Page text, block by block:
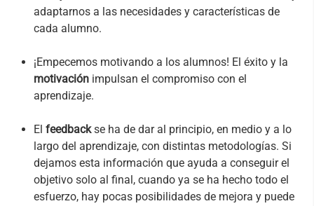
adaptarnos a las necesidades y características de
cada alumno.
¡Empecemos motivando a los alumnos! El éxito y la
motivación impulsan el compromiso con el
aprendizaje.
El feedbackse ha de dar al principio, en medio y a lo
largo del aprendizaje, con distintas metodologías. Si
dejamos esta información que ayuda a conseguir el
objetivo solo al final, cuando ya se ha hecho todo el
esfuerzo, hay pocas posibilidades de mejora y puede